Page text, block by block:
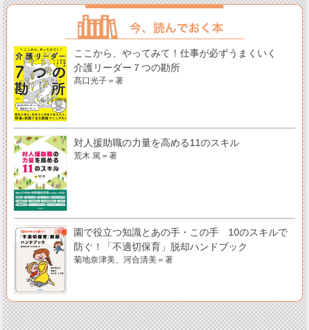
ここから、やってみて！仕事が必ずうまくいく
介護リーダー７つの勘所
髙口光子＝著
対人援助職の力量を高める11のスキル
荒木 篤＝著
園で役立つ知識とあの手・この手 10のスキルで
防ぐ！「不適切保育」脱却ハンドブック
菊地奈津美、河合清美＝著